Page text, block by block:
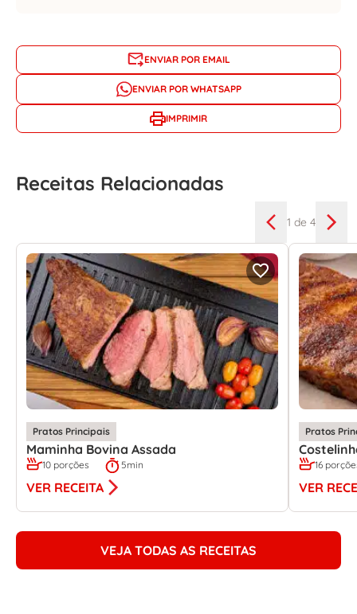
ENVIAR POR EMAIL
ENVIAR POR WHATSAPP
IMPRIMIR
Receitas Relacionadas
1 de 4
Pratos Principais
Maminha Bovina Assada
10 porções 5min
VER RECEITA
Pratos
16
VER
VEJA TODAS AS RECEITAS